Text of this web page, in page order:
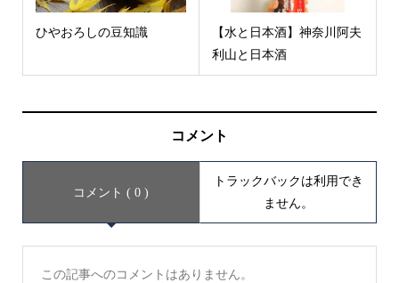
ひやおろしの豆知識
【水と日本酒】神奈川阿夫
利山と日本酒
コメント
コメント ( 0 )
トラックバックは利用でき
ません。
この記事へのコメントはありません。